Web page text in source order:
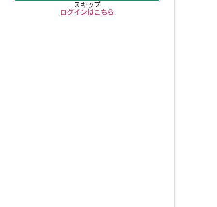
スキップ
ログインはこちら